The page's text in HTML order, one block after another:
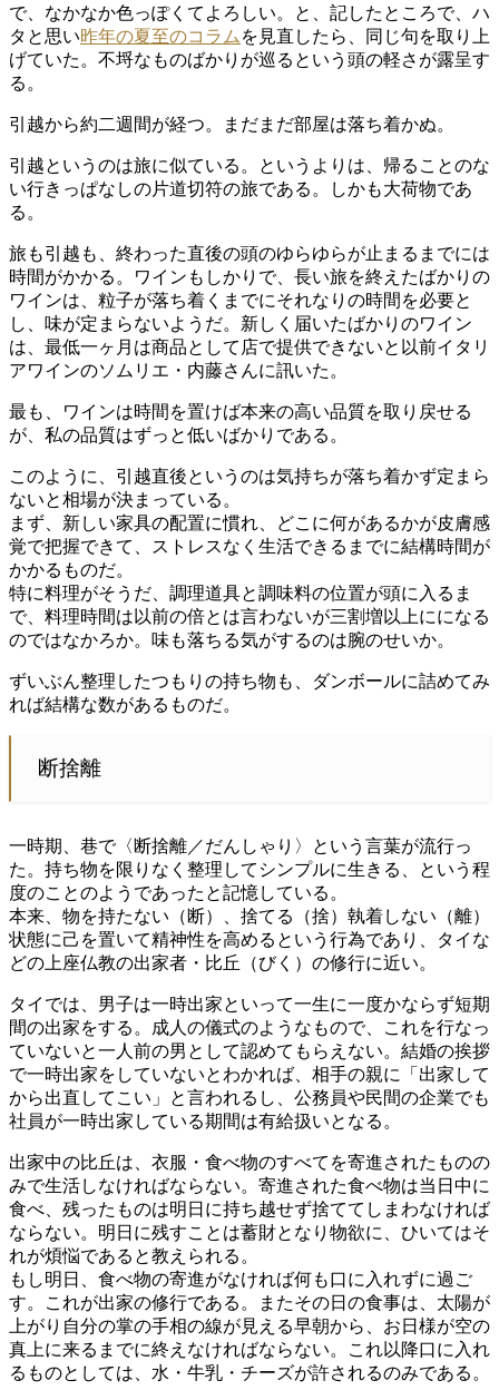
で、なかなか色っぽくてよろしい。と、記したところで、ハ
タと思い昨年の夏至のコラム を見直したら、同じ句を取り上
げていた。不埒なものばかりが巡るという頭の軽さが露呈す
る。
引越から約二週間が経つ。まだまだ部屋は落ち着かぬ。
引越というのは旅に似ている。というよりは、帰ることのな
い行きっぱなしの片道切符の旅である。しかも大荷物であ
る。
旅も引越も、終わった直後の頭のゆらゆらが止まるまでには
時間がかかる。ワインもしかりで、長い旅を終えたばかりの
ワインは、粒子が落ち着くまでにそれなりの時間を必要と
し、味が定まらないようだ。新しく届いたばかりのワイン
は、最低一ヶ月は商品として店で提供できないと以前イタリ
アワインのソムリエ・内藤さんに訊いた。
最も、ワインは時間を置けば本来の高い品質を取り戻せる
が、私の品質はずっと低いばかりである。
このように、引越直後というのは気持ちが落ち着かず定まら
ないと相場が決まっている。
まず、新しい家具の配置に慣れ、どこに何があるかが皮膚感
覚で把握できて、ストレスなく生活できるまでに結構時間が
かかるものだ。
特に料理がそうだ、調理道具と調味料の位置が頭に入るま
で、料理時間は以前の倍とは言わないが三割増以上にになる
のではなかろか。味も落ちる気がするのは腕のせいか。
ずいぶん整理したつもりの持ち物も、ダンボールに詰めてみ
れば結構な数があるものだ。
断捨離
一時期、巷で〈断捨離／だんしゃり〉という言葉が流行っ
た。持ち物を限りなく整理してシンプルに生きる、という程
度のことのようであったと記憶している。
本来、物を持たない（断）、捨てる（捨）執着しない（離）
状態に己を置いて精神性を高めるという行為であり、タイな
どの上座仏教の出家者・比丘（びく）の修行に近い。
タイでは、男子は一時出家といって一生に一度かならず短期
間の出家をする。成人の儀式のようなもので、これを行なっ
ていないと一人前の男として認めてもらえない。結婚の挨拶
で一時出家をしていないとわかれば、相手の親に「出家して
から出直してこい」と言われるし、公務員や民間の企業でも
社員が一時出家している期間は有給扱いとなる。
出家中の比丘は、衣服・食べ物のすべてを寄進されたものの
みで生活しなければならない。寄進された食べ物は当日中に
食べ、残ったものは明日に持ち越せず捨ててしまわなければ
ならない。明日に残すことは蓄財となり物欲に、ひいてはそ
れが煩悩であると教えられる。
もし明日、食べ物の寄進がなければ何も口に入れずに過ご
す。これが出家の修行である。またその日の食事は、太陽が
上がり自分の掌の手相の線が見える早朝から、お日様が空の
真上に来るまでに終えなければならない。これ以降口に入れ
るものとしては、水・牛乳・チーズが許されるのみである。